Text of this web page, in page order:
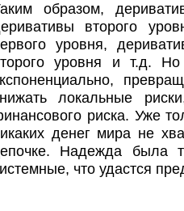
образом,
второго
уровня,
уровня и т.д. Но
локальные
риска. Уже
денег мира не
Надежда была
что удастся